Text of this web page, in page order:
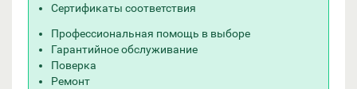
Сертификаты соответствия
Профессиональная помощь в выборе
Гарантийное обслуживание
Поверка
Ремонт